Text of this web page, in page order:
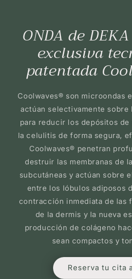
ONDA de
exclusiva
patentada
Coolwaves® son microondas
actúan selectivamente sobre
para reducir los depósitos de
la celulitis de forma segura,
Coolwaves® penetran
destruir las membranas de
subcutáneas y actúan sobre
entre los lóbulos adiposos
contracción inmediata de las
de la dermis y la nueva
producción de colágeno
sean compactos y
Reserva tu cita